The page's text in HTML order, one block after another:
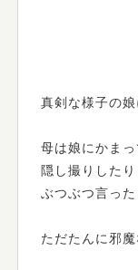
真剣な様子の
母は娘にかま
隠し撮りしたり
ぶつぶつ言っ
ただたんに邪